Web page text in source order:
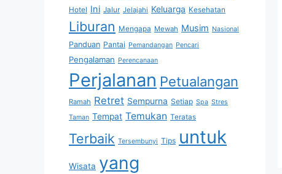
Hotel Ini Jalur Jelajahi Keluarga Kesehatan
Liburan Mengapa Mewah Musim Nasional
Panduan Pantai Pemandangan Pencari
Pengalaman Perencanaan
Perjalanan Petualangan
Ramah Retret Sempurna Setiap Spa Stres
Taman Tempat Temukan Teratas
Terbaik Tersembunyi Tips untuk
Wisata yang